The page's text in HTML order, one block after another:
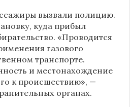
вызвали полицию.
куда прибыл
«Проводится
газового
транспорте.
и местонахождение
к происшествию», —
органах.